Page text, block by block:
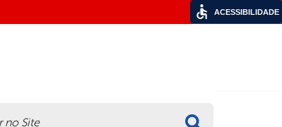
ACESSIBILIDADE